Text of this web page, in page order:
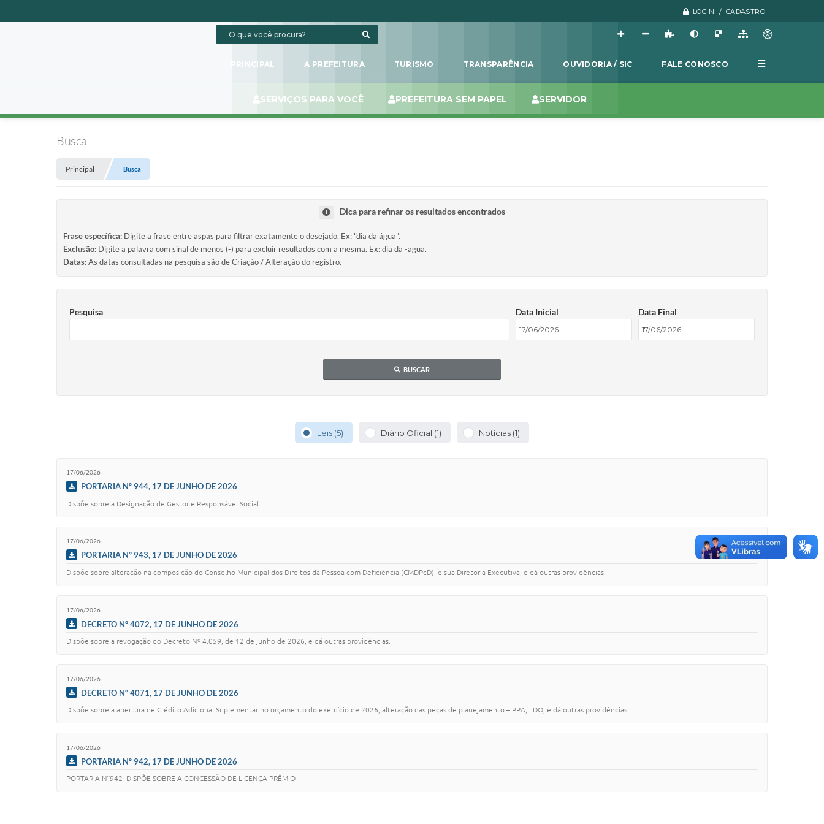
LOGIN / CADASTRO
PRINCIPAL A PREFEITURA TURISMO TRANSPARÊNCIA OUVIDORIA / SIC FALE CONOSCO
SERVIÇOS PARA VOCÊ PREFEITURA SEM PAPEL SERVIDOR
Busca
Principal Busca
Dica para refinar os resultados encontrados
Frase específica: Digite a frase entre aspas para filtrar exatamente o desejado. Ex: "dia da água".
Exclusão: Digite a palavra com sinal de menos (-) para excluir resultados com a mesma. Ex: dia da -agua.
Datas:As datas consultadas na pesquisa são de Criação / Alteração do registro.
Pesquisa Data Inicial Data Final
BUSCAR
Leis (5) Diário Oficial (1) Notícias (1)
17/06/2026
PORTARIA Nº 944, 17 DE JUNHO DE 2026
Dispõe sobre a Designação de Gestor e Responsável Social.
17/06/2026
PORTARIA Nº 943, 17 DE JUNHO DE 2026
Dispõe sobre alteração na composição do Conselho Municipal dos Direitos da Pessoa com Deficiência (CMDPcD), e sua Diretoria Executiva, e dá outras providências.
17/06/2026
DECRETO Nº 4072, 17 DE JUNHO DE 2026
Dispõe sobre a revogação do Decreto Nº 4.059, de 12 de junho de 2026, e dá outras providências.
17/06/2026
DECRETO Nº 4071, 17 DE JUNHO DE 2026
Dispõe sobre a abertura de Crédito Adicional Suplementar no orçamento do exercício de 2026, alteração das peças de planejamento – PPA, LDO, e dá outras providências.
17/06/2026
PORTARIA Nº 942, 17 DE JUNHO DE 2026
PORTARIA N°942- DISPÕE SOBRE A CONCESSÃO DE LICENÇA PRÊMIO